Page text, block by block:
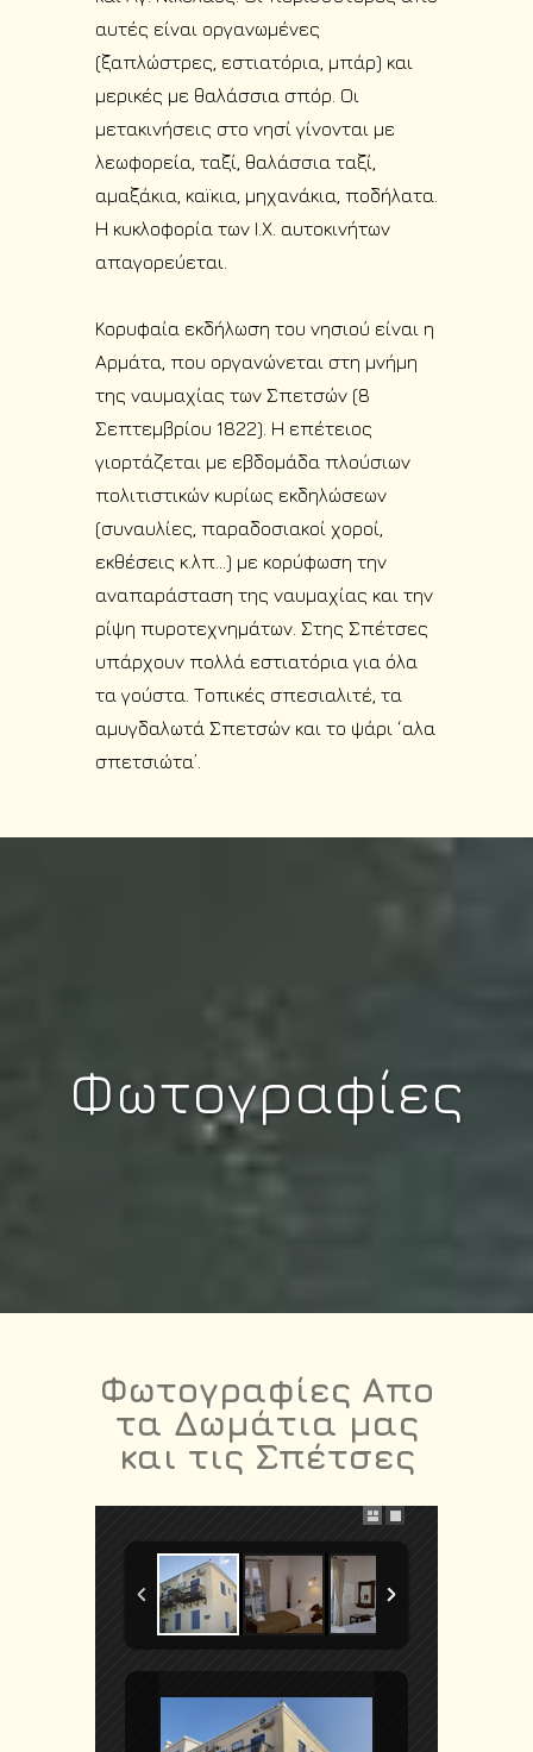
αυτές είναι οργανωμένες
(ξαπλώστρες, εστιατόρια, μπάρ) και
μερικές με θαλάσσια σπόρ. Οι
μετακινήσεις στο νησί γίνονται με
λεωφορεία, ταξί, θαλάσσια ταξί,
αμαξάκια, καïκια, μηχανάκια, ποδήλατα.
Η κυκλοφορία των Ι.Χ. αυτοκινήτων
απαγορεύεται.
Κορυφαία εκδήλωση του νησιού είναι η
Αρμάτα, που οργανώνεται στη μνήμη
της ναυμαχίας των Σπετσών (8
Σεπτεμβρίου 1822). Η επέτειος
γιορτάζεται με εβδομάδα πλούσιων
πολιτιστικών κυρίως εκδηλώσεων
(συναυλίες, παραδοσιακοί χοροί,
εκθέσεις κ.λπ...) με κορύφωση την
αναπαράσταση της ναυμαχίας και την
ρίψη πυροτεχνημάτων. Στης Σπέτσες
υπάρχουν πολλά εστιατόρια για όλα
τα γούστα. Τοπικές σπεσιαλιτέ, τα
αμυγδαλωτά Σπετσών και το ψάρι ‘αλα
σπετσιώτα’.
Φωτογραφίες
Φωτογραφίες Απο
τα Δωμάτια μας
και τις Σπέτσες